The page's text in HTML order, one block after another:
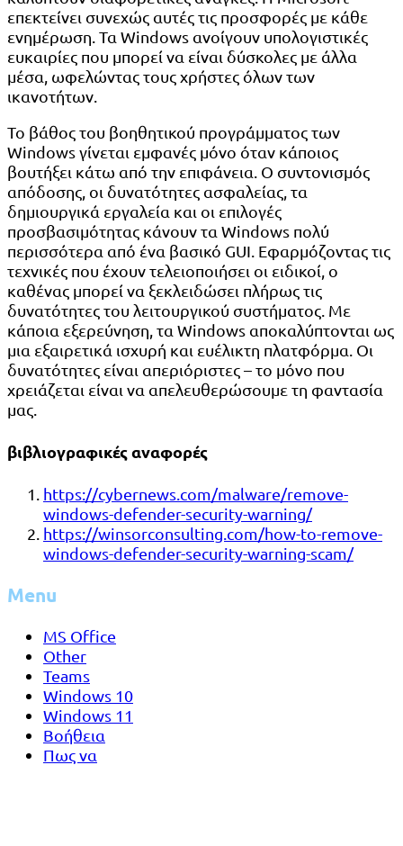
επεκτείνει συνεχώς αυτές τις προσφορές με κάθε
ενημέρωση. Τα Windows ανοίγουν υπολογιστικές
ευκαιρίες που μπορεί να είναι δύσκολες με άλλα
μέσα, ωφελώντας τους χρήστες όλων των
ικανοτήτων.
Το βάθος του βοηθητικού προγράμματος των
Windows γίνεται εμφανές μόνο όταν κάποιος
βουτήξει κάτω από την επιφάνεια. Ο συντονισμός
απόδοσης, οι δυνατότητες ασφαλείας, τα
δημιουργικά εργαλεία και οι επιλογές
προσβασιμότητας κάνουν τα Windows πολύ
περισσότερα από ένα βασικό GUI. Εφαρμόζοντας τις
τεχνικές που έχουν τελειοποιήσει οι ειδικοί, ο
καθένας μπορεί να ξεκλειδώσει πλήρως τις
δυνατότητες του λειτουργικού συστήματος. Με
κάποια εξερεύνηση, τα Windows αποκαλύπτονται ως
μια εξαιρετικά ισχυρή και ευέλικτη πλατφόρμα. Οι
δυνατότητες είναι απεριόριστες – το μόνο που
χρειάζεται είναι να απελευθερώσουμε τη φαντασία
μας.
βιβλιογραφικές αναφορές
https://cybernews.com/malware/remove-
windows-defender-security-warning/
https://winsorconsulting.com/how-to-remove-
windows-defender-security-warning-scam/
Menu
MS Office
Other
Teams
Windows 10
Windows 11
Βοήθεια
Πως να